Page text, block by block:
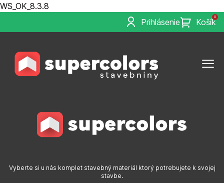
WS_OK_8.3.8
Prihlásenie
0
Košík
Vyberte si u nás komplet stavebný materiál ktorý potrebujete k svojej
stavbe.